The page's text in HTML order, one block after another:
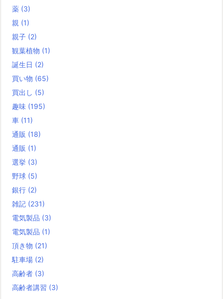
薬 (3)
親 (1)
親子 (2)
観葉植物 (1)
誕生日 (2)
買い物 (65)
買出し (5)
趣味 (195)
車 (11)
通販 (18)
通販 (1)
選挙 (3)
野球 (5)
銀行 (2)
雑記 (231)
電気製品 (3)
電気製品 (1)
頂き物 (21)
駐車場 (2)
高齢者 (3)
高齢者講習 (3)